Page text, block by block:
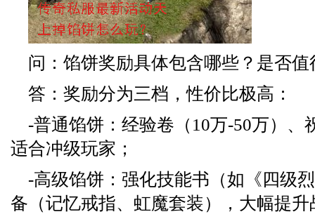
问：馅饼奖励具体包含哪些？是否
答：奖励分为三档，性价比极高：
-普通馅饼：经验卷（10万-50万）、
适合冲级玩家；
-高级馅饼：强化技能书（如《四级
备（记忆戒指、虹魔套装），大幅提升